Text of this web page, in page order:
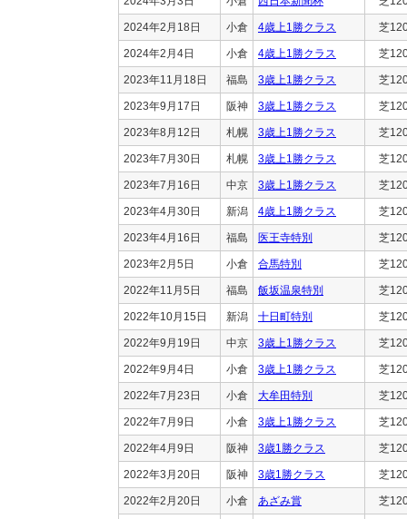
2024年2月18日 小倉 4歳上1勝クラス 芝
2024年2月4日 小倉 4歳上1勝クラス 芝
2023年11月18日 福島 3歳上1勝クラス 芝
2023年9月17日 阪神 3歳上1勝クラス 芝
2023年8月12日 札幌 3歳上1勝クラス 芝
2023年7月30日 札幌 3歳上1勝クラス 芝
2023年7月16日 中京 3歳上1勝クラス 芝
2023年4月30日 新潟 4歳上1勝クラス 芝
2023年4月16日 福島 医王寺特別 芝
2023年2月5日 小倉 合馬特別 芝
2022年11月5日 福島 飯坂温泉特別 芝
2022年10月15日 新潟 十日町特別 芝
2022年9月19日 中京 3歳上1勝クラス 芝
2022年9月4日 小倉 3歳上1勝クラス 芝
2022年7月23日 小倉 大牟田特別 芝
2022年7月9日 小倉 3歳上1勝クラス 芝
2022年4月9日 阪神 3歳1勝クラス 芝
2022年3月20日 阪神 3歳1勝クラス 芝
2022年2月20日 小倉 あざみ賞 芝